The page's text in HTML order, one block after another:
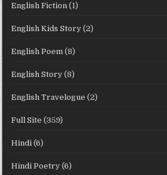
English Fiction (1)
English Kids Story (2)
English Poem (8)
English Story (8)
English Travelogue (2)
Full Site (359)
Hindi (6)
Hindi Poetry (6)